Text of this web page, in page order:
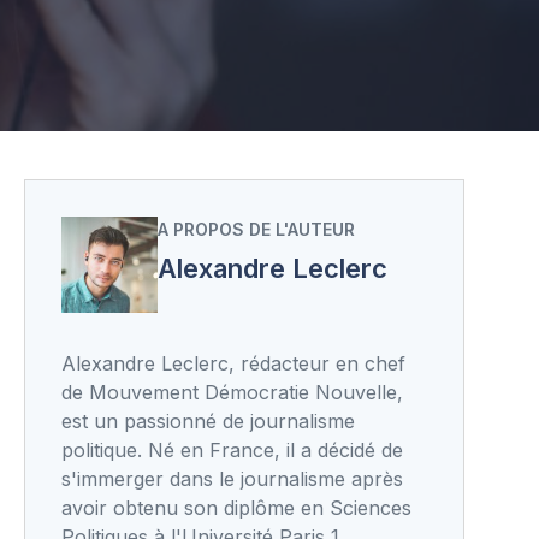
A PROPOS DE L'AUTEUR
Alexandre Leclerc
Alexandre Leclerc, rédacteur en chef
de Mouvement Démocratie Nouvelle,
est un passionné de journalisme
politique. Né en France, il a décidé de
s'immerger dans le journalisme après
avoir obtenu son diplôme en Sciences